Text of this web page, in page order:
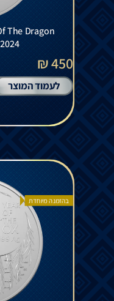
The Dragon
450 ₪
לעמוד המוצר
בהזמנה מיוחדת